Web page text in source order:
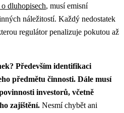
dluhopisech, musí emisní
náležitostí. Každý nedostatek
regulátor penalizuje pokutou až
Především identifikaci
předmětu činnosti. Dále musí
investorů, včetně
zajištění. Nesmí chybět ani